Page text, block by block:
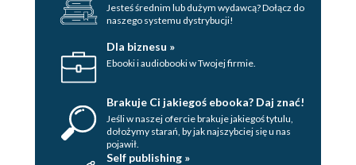
Jesteś średnim lub dużym wydawcą? Dołącz do
naszego systemu dystrybucji!
Dla biznesu »
Ebooki i audiobooki w Twojej firmie.
Brakuje Ci jakiegoś ebooka? Daj znać!
Jeśli w naszej ofercie brakuje jakiegoś tytulu,
dołożymy starań, by jak najszybciej się u nas
pojawił.
Self publishing »